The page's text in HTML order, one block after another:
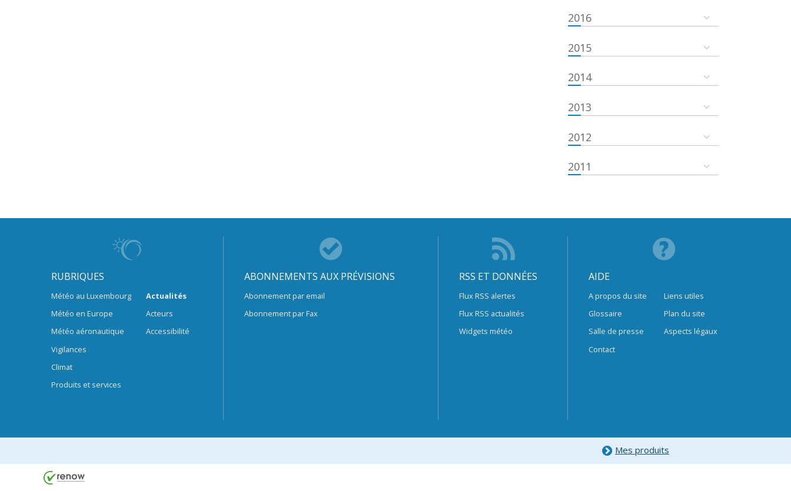
2016
2015
2014
2013
2012
2011
RUBRIQUES
Météo au Luxembourg
Météo en Europe
Météo aéronautique
Vigilances
Climat
Produits et services
Actualités
Acteurs
Accessibilité
ABONNEMENTS AUX PRÉVISIONS
Abonnement par email
Abonnement par Fax
RSS ET DONNÉES
Flux RSS alertes
Flux RSS actualités
Widgets météo
AIDE
A propos du site
Glossaire
Salle de presse
Contact
Liens utiles
Plan du site
Aspects légaux
Mes produits